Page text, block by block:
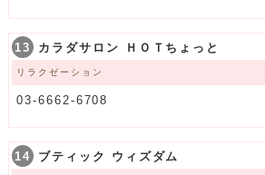
13 カラダサロン ＨＯＴちょっと
リラクゼーション
03-6662-6708
14 ブティック ウィズダム